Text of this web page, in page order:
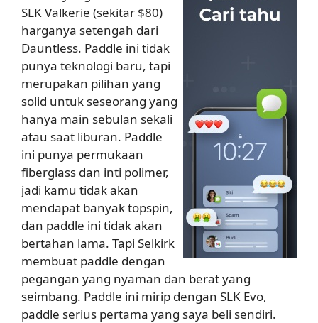
SLK Valkerie (sekitar $80)
harganya setengah dari
Dauntless. Paddle ini tidak
punya teknologi baru, tapi
merupakan pilihan yang
solid untuk seseorang yang
hanya main sebulan sekali
atau saat liburan. Paddle
ini punya permukaan
fiberglass dan inti polimer,
jadi kamu tidak akan
mendapat banyak topspin,
dan paddle ini tidak akan
bertahan lama. Tapi Selkirk
membuat paddle dengan
pegangan yang nyaman dan berat yang
seimbang. Paddle ini mirip dengan SLK Evo,
paddle serius pertama yang saya beli sendiri.